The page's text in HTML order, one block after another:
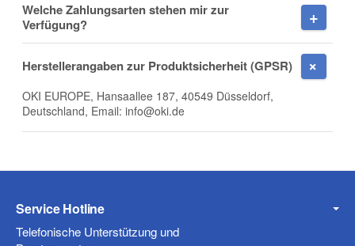
Mobiltelefon
Welche Zahlungsarten stehen mir zur
Verfügung?
Herstellerangaben zur Produktsicherheit (GPSR)
OKI EUROPE, Hansaallee 187, 40549 Düsseldorf,
Deutschland, Email: info@oki.de
Service Hotline
Telefonische Unterstützung und